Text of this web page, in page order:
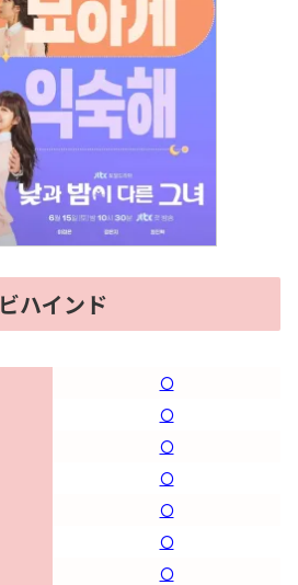
ビハインド
〇
〇
〇
〇
〇
〇
〇